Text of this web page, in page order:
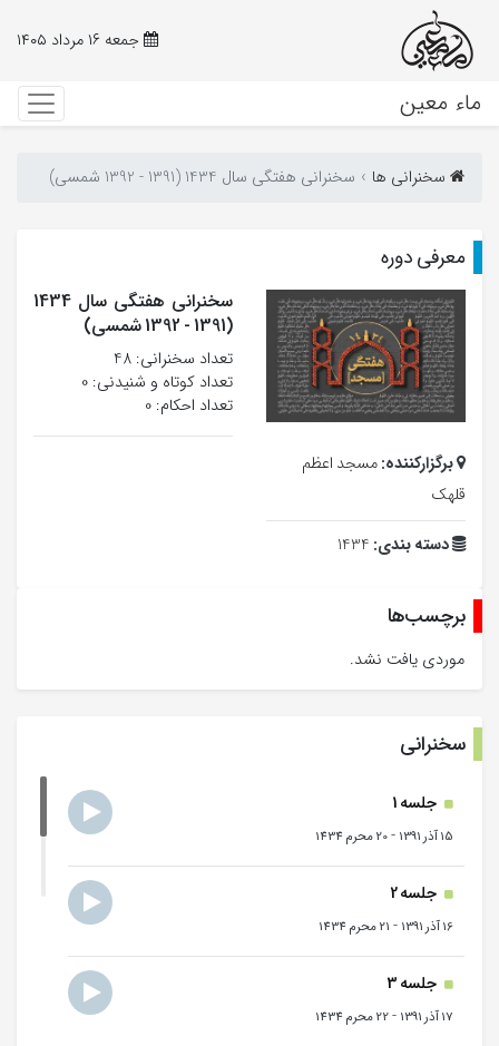
جمعه ۱۶ مرداد ۱۴۰۵
ماء معین
سخنرانی ها سخنرانی هفتگی سال 1434 (1391 - 1392 شمسی)
معرفی دوره
برگزارکننده:مسجد اعظم
قلهک
دسته بندی: 1434
سخنرانی هفتگی سال 1434
(1391 - 1392 شمسی)
تعداد سخنرانی‌: 48
تعداد کوتاه و شنیدنی: 0
تعداد احکام: 0
برچسب‌ها
موردی یافت نشد.
سخنرانی
جلسه 1
15 آذر 1391 -20 محرم 1434
جلسه 2
16 آذر 1391 - 21 محرم 1434
جلسه 3
17 آذر 1391 -22 محرم 1434